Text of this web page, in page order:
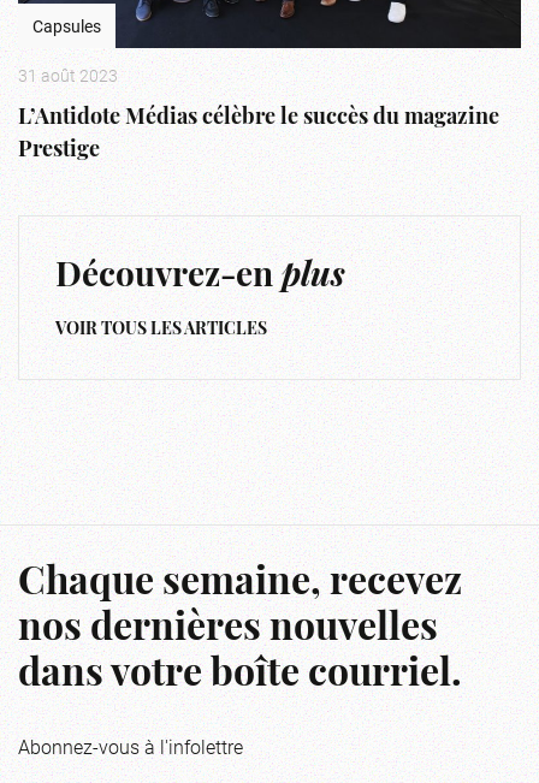
Capsules
31 août 2023
L’Antidote Médias célèbre le succès du magazine
Prestige
Découvrez-enplus
VOIR TOUS LES ARTICLES
Chaque semaine, recevez
nos dernières nouvelles
dans votre boîte courriel.
Abonnez-vous à l'infolettre